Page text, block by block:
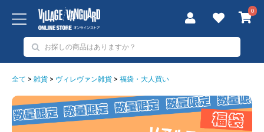
0
全て > 雑貨 > ヴィレヴァン雑貨 > 福袋・大人買い